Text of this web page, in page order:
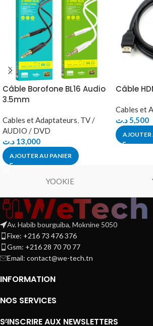
Câble Borofone BL16 Audio
3.5mm
Cables et Adaptateurs, TV /
AUDIO / DVD
13,000 د.ت
AJOUTER AU PANIER
Câble
Cables et
5,500د.ت
AJOUTER
YOOKIE
Av. Habib bourguiba, Moknine 5050
Fixe: +216 73 476 376
Gsm: +216 28 70 70 77
Email: contact@we-tech.tn
INFORMATION
NOS SERVICES
S’INSCRIRE AUX NEWSLETTERS